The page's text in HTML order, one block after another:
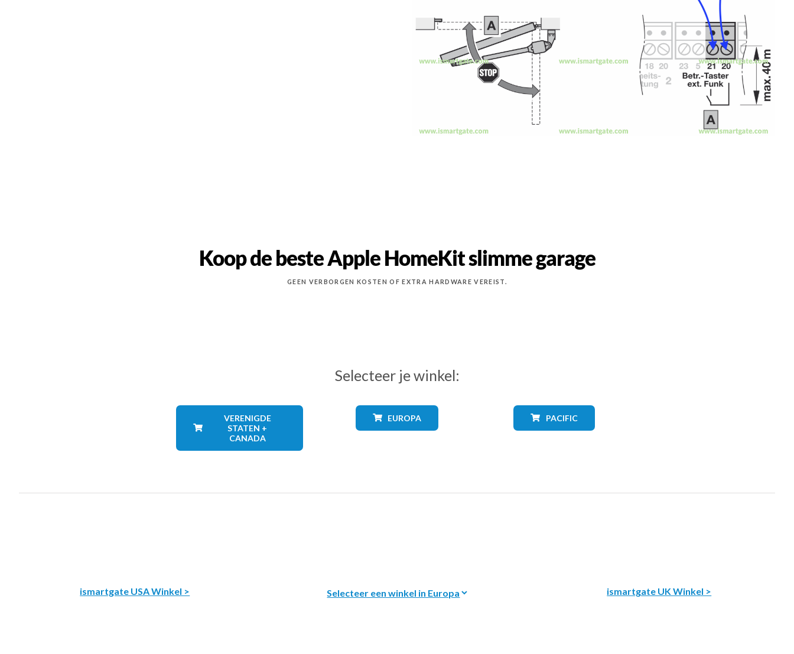
Koop de beste Apple HomeKit slimme garage
GEEN VERBORGEN KOSTEN OF EXTRA HARDWARE VEREIST.
Selecteer je winkel:
VERENIGDE
STATEN +
CANADA
EUROPA PACIFIC
ismartgate USA Winkel > ismartgate UK Winkel >